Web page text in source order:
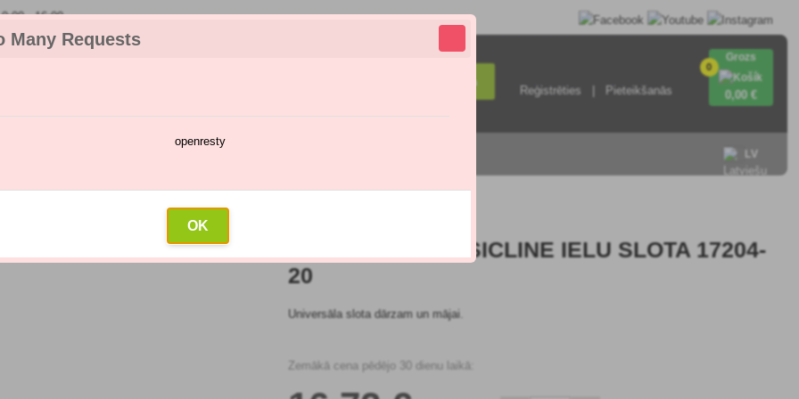
Many Requests
openresty
OK
- 16:00
Meklēšana
Reģistrēties Pieteikšanās
0
Grozs
0,00 €
LV
Gardena ClassicLine ielu slota 17204-20
GARDENA CLASSICLINE IELU SLOTA 17204-
20
Universāla slota dārzam un mājai.
Zemākā cena pēdējo 30 dienu laikā: